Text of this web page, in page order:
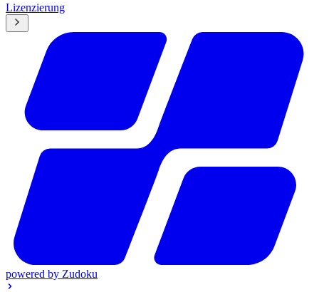
Lizenzierung
powered by Zudoku